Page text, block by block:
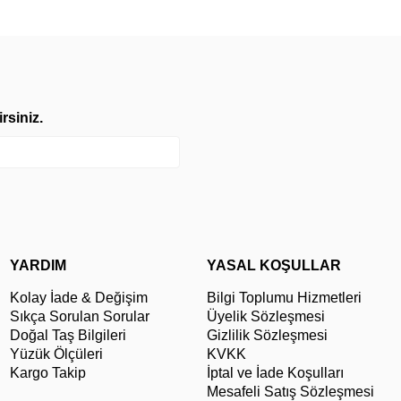
YARDIM
Kolay İade & Değişim
Sıkça Sorulan Sorular
Doğal Taş Bilgileri
Yüzük Ölçüleri
Kargo Takip
YASAL KOŞULLAR
Bilgi Toplumu Hizmetleri
Üyelik Sözleşmesi
Gizlilik Sözleşmesi
KVKK
İptal ve İade Koşulları
Mesafeli Satış Sözleşmesi